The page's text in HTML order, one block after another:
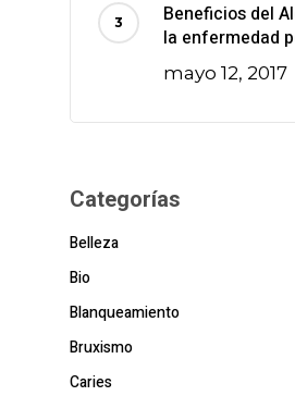
Beneficios del
la enfermedad
mayo 12, 2017
Categorías
Belleza
Bio
Blanqueamiento
Bruxismo
Caries